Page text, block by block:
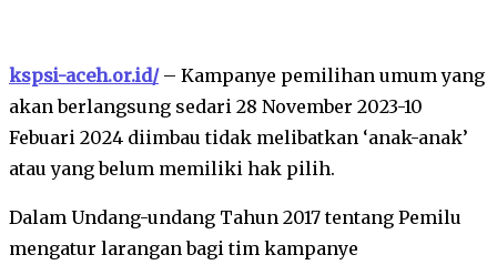
kspsi-aceh.or.id/– Kampanye pemilihan umum yang
akan berlangsung sedari 28 November 2023-10
Febuari 2024 diimbau tidak melibatkan ‘anak-anak’
atau yang belum memiliki hak pilih.
Dalam Undang-undang Tahun 2017 tentang Pemilu
mengatur larangan bagi tim kampanye